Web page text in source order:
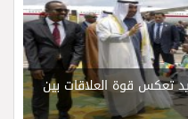
تعكس قوة العلاقات بين